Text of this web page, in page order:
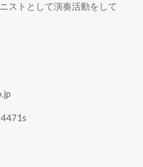
ストとして演奏活動をして